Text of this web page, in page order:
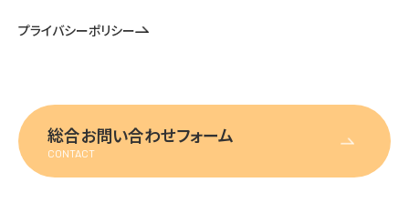
プライバシーポリシー
総合お問い合わせフォーム
CONTACT